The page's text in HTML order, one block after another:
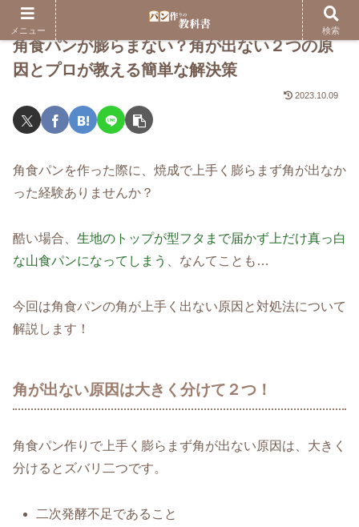
角食パンが膨らまない？角が出ない２つの原
因とプロが教える簡単な解決策
2023.10.09
角食パンを作った際に、焼成で上手く膨らまず角が出なか
った経験ありませんか？
酷い場合、 生地のトップが型フタまで届かず上だけ真っ白
な山食パンになってしまう
、なんてことも…
今回は角食パンの角が上手く出ない原因と対処法について
解説します！
角が出ない原因は大きく分けて２つ！
角食パン作りで上手く膨らまず角が出ない原因は、大きく
分けるとズバリ二つです。
二次発酵不足であること
メニュー 検索